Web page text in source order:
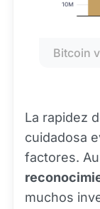
Bitcoin
La rapidez
cuidadosa
factores.
muchos